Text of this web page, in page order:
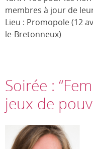
membres à jour de
Lieu : Promopole (12
le-Bretonneux)
Soirée :
jeux de